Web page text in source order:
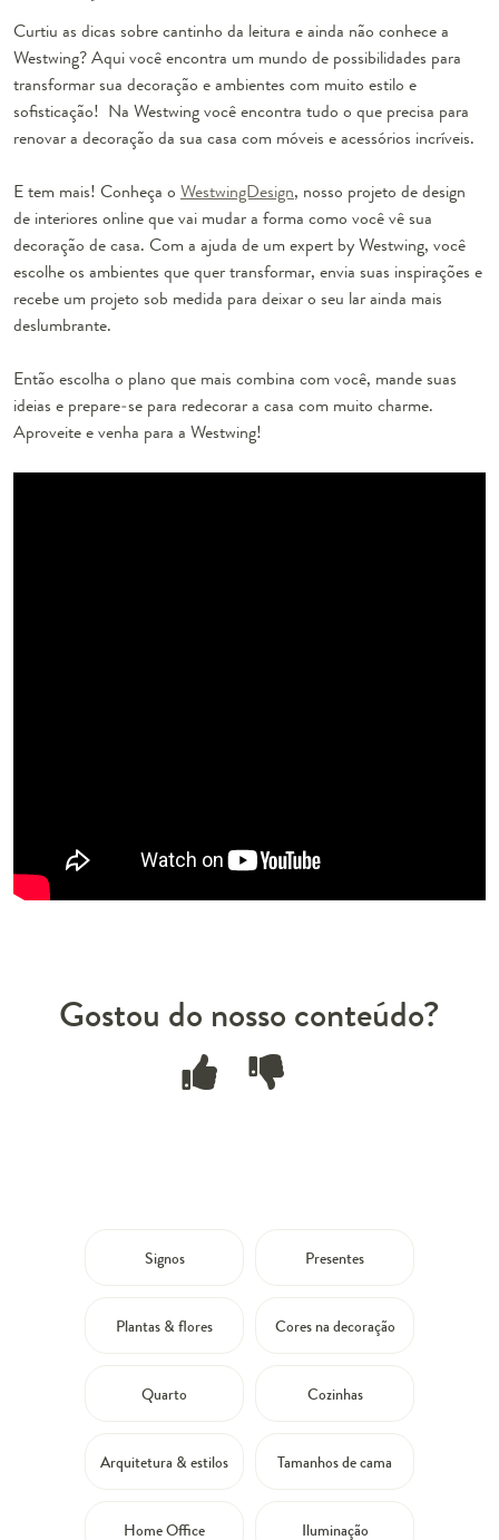
Curtiu as dicas sobre cantinho da leitura e ainda não conhece a
Westwing? Aqui você encontra um mundo de possibilidades para
transformar sua decoração e ambientes com muito estilo e
sofisticação! Na Westwing você encontra tudo o que precisa para
renovar a decoração da sua casa com móveis e acessórios incríveis.
E tem mais! Conheça o WestwingDesign, nosso projeto de design
de interiores online que vai mudar a forma como você vê sua
decoração de casa. Com a ajuda de um expert by Westwing, você
escolhe os ambientes que quer transformar, envia suas inspirações e
recebe um projeto sob medida para deixar o seu lar ainda mais
deslumbrante.
Então escolha o plano que mais combina com você, mande suas
ideias e prepare-se para redecorar a casa com muito charme.
Aproveite e venha para a Westwing!
Gostou do nosso conteúdo?
Signos Presentes
Plantas & flores Cores na decoração
Quarto Cozinhas
Arquitetura & estilos Tamanhos de cama
Home Office Iluminação